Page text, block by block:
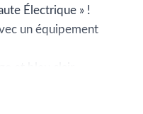
Électrique » !
un équipement
votre déco !